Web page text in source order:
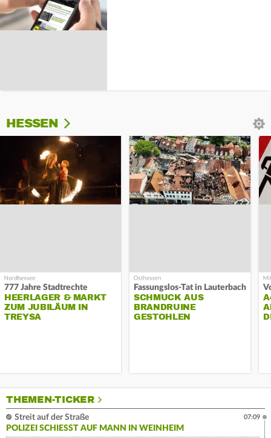
HESSEN
777 Jahre Stadtrechte
HEERLAGER & MARKT
ZUM JUBILÄUM IN
TREYSA
Fassungslos-Tat in Lauterbach
SCHMUCK AUS
BRANDRUINE
GESTOHLEN
THEMEN-TICKER
Streit auf der Straße
POLIZEI SCHIESST AUF MANN IN WEINHEIM
07:09